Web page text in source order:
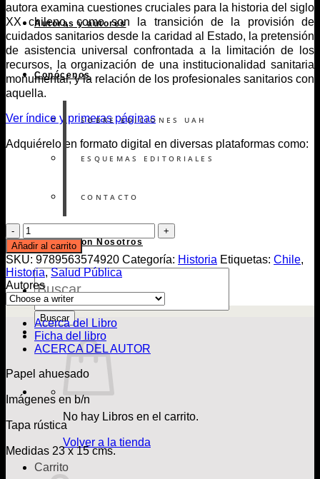
Autoras y autores
Conócenos
SOBRE EDICIONES UAH
ESQUEMAS EDITORIALES
CONTACTO
Publica con Nosotros
Búsqueda
de
Libros
Buscar
No hay Libros en el carrito.
Volver a la tienda
Carrito
autora examina cuestiones cruciales para la historia del siglo
XX chileno, como son la tran­sición de la provisión de
cuidados sanitarios desde la caridad al Estado, la pretensión
de asistencia universal confrontada a la limitación de los
recursos, la organización de una instituciona­lidad sanitaria
monumental, y la relación de los profesionales sanitarios con
aquella.
Ver índice y primeras páginas
Adquiérelo en formato digital en diversas plataformas como:
El
Servicio
Nacional
de
Salud.
Chile,
1952
1973
cantidad
Añadir al carrito
SKU: 9789563574920 Categoría: Historia Etiquetas: Chile,
Historia,Salud Pública
Autores
Acerca del Libro
Ficha del libro
ACERCA DEL AUTOR
Papel ahuesado
Imágenes en b/n
Tapa rústica
Medidas 23 x 15 cms.